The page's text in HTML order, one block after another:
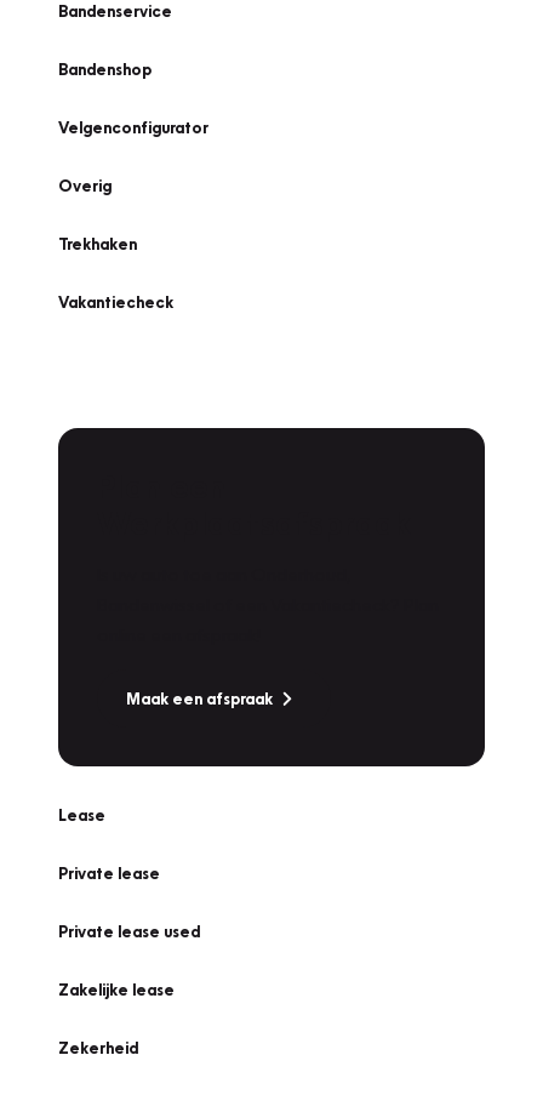
Bandenservice
Bandenshop
Velgenconfigurator
Overig
Trekhaken
Vakantiecheck
Maak een afspraak
Lease
Private lease
Private lease used
Zakelijke lease
Zekerheid